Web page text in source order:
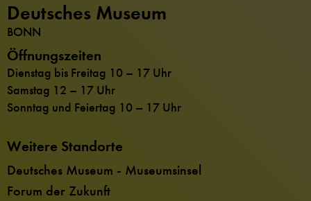
Deutsches Museum
BONN
Öffnungszeiten
Dienstag bis Freitag 10 – 17 Uhr
Samstag 12 – 17 Uhr
Sonntag und Feiertag 10 – 17 Uhr
Weitere Standorte
Deutsches Museum - Museumsinsel
Forum der Zukunft